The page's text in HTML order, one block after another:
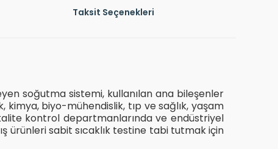
Taksit Seçenekleri
soğutma sistemi, kullanılan ana bileşenler
biyo-mühendislik, tıp ve sağlık, yaşam
kontrol departmanlarında ve endüstriyel
ürünleri sabit sıcaklık testine tabi tutmak için